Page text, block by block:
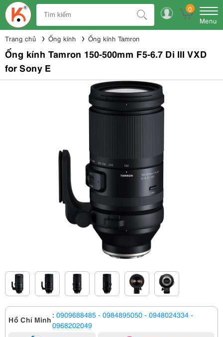
0
Menu
Trang chủ Ống kính Ống kính Tamron
Ống kính Tamron 150-500mm F5-6.7 Di III VXD
for Sony E
Hồ Chí Minh : 0909688485 - 0984895050 - 0948024334 -
0968202049